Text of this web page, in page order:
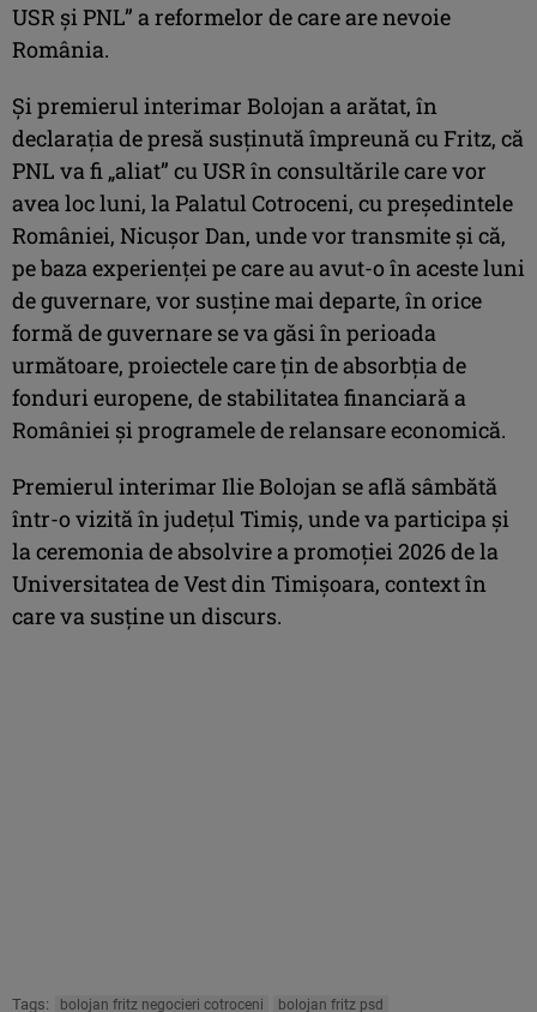
USR şi PNL” a reformelor de care are nevoie
România.
Şi premierul interimar Bolojan a arătat, în
declaraţia de presă susţinută împreună cu Fritz, că
PNL va fi „aliat” cu USR în consultările care vor
avea loc luni, la Palatul Cotroceni, cu preşedintele
României, Nicuşor Dan, unde vor transmite şi că,
pe baza experienţei pe care au avut-o în aceste luni
de guvernare, vor susţine mai departe, în orice
formă de guvernare se va găsi în perioada
următoare, proiectele care ţin de absorbţia de
fonduri europene, de stabilitatea financiară a
României şi programele de relansare economică.
Premierul interimar Ilie Bolojan se află sâmbătă
într-o vizită în judeţul Timiş, unde va participa şi
la ceremonia de absolvire a promoţiei 2026 de la
Universitatea de Vest din Timişoara, context în
care va susţine un discurs.
Tags: bolojan fritz negocieri cotroceni bolojan fritz psd